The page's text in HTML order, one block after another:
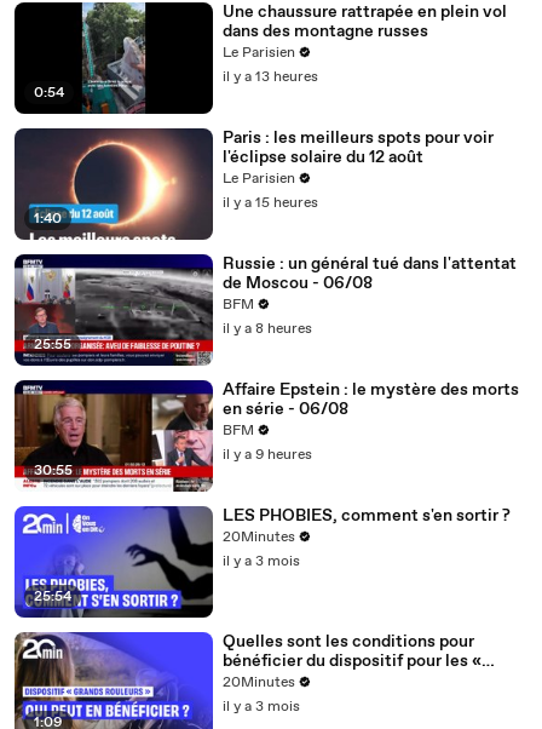
0:54
Une chaussure rattrapée en plein vol
dans des montagne russes
Le Parisien
il y a 13 heures
1:40
Paris : les meilleurs spots pour voir
l'éclipse solaire du 12 août
Le Parisien
il y a 15 heures
25:55
Russie : un général tué dans l'attentat
de Moscou - 06/08
BFM
il y a 8 heures
30:55
Affaire Epstein : le mystère des morts
en série - 06/08
BFM
il y a 9 heures
25:54
LES PHOBIES, comment s'en sortir ?
20Minutes
il y a 3 mois
1:09
Quelles sont les conditions pour
bénéficier du dispositif pour les «
20Minutes
il y a 3 mois